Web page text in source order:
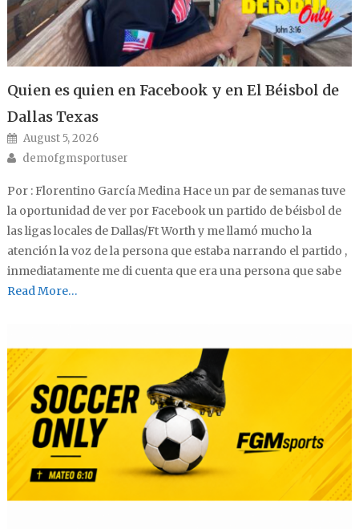
Quien es quien en Facebook y en El Béisbol de
Dallas Texas
Posted on
August 5, 2026
Author
demofgmsportuser
Por : Florentino García Medina Hace un par de semanas tuve
la oportunidad de ver por Facebook un partido de béisbol de
las ligas locales de Dallas/Ft Worth y me llamó mucho la
atención la voz de la persona que estaba narrando el partido ,
inmediatamente me di cuenta que era una persona que sabe
Read More…